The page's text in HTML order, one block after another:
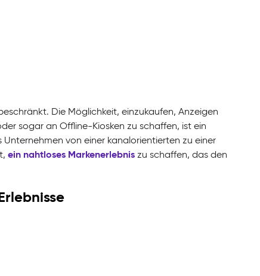
Die Möglichkeit, einzukaufen, Anzeigen
sogar an Offline-Kiosken zu schaffen, ist ein
von einer kanalorientierten zu einer
ein nahtloses Markenerlebniszu schaffen, das den